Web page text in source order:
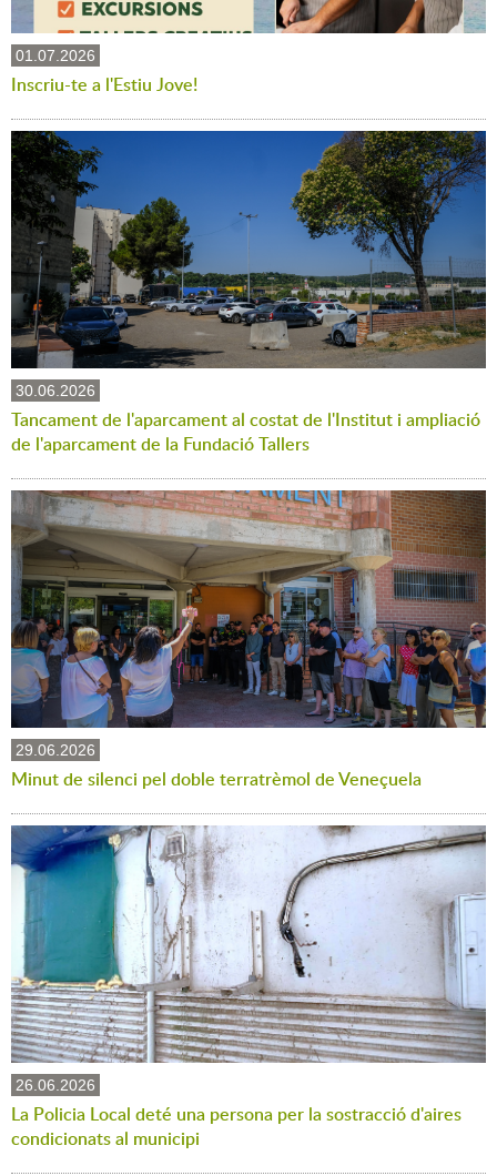
01.07.2026
Inscriu-te a l'Estiu Jove!
30.06.2026
Tancament de l'aparcament al costat de l'Institut i ampliació
de l'aparcament de la Fundació Tallers
29.06.2026
Minut de silenci pel doble terratrèmol de Veneçuela
26.06.2026
La Policia Local deté una persona per la sostracció d'aires
condicionats al municipi